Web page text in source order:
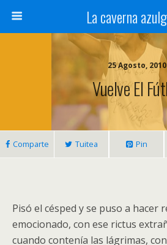
La caverna
25 Agosto, 2010
Vuelve El
Comparte Tuitea Pin
Pisó el césped y se puso a hacer
emocionado, con ese rictus
cuando contenía las lágrimas,